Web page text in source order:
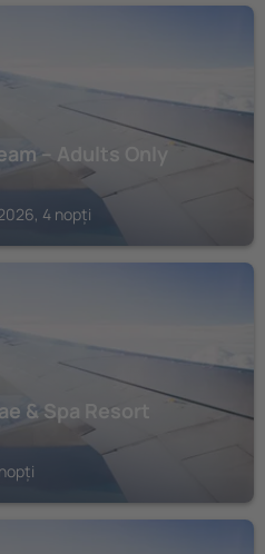
– Adults Only
4 nopți
& Spa Resort